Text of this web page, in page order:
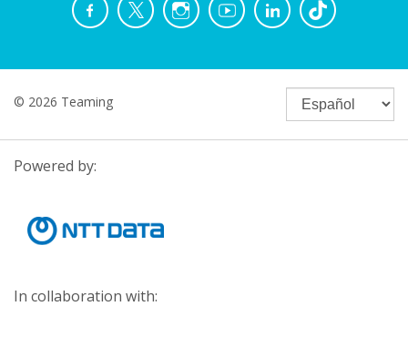
© 2026 Teaming
Powered by:
In collaboration with: